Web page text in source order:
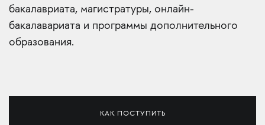
бакалавриата, магистратуры, онлайн-
бакалавариата и программы дополнительного
образования.
КАК ПОСТУПИТЬ